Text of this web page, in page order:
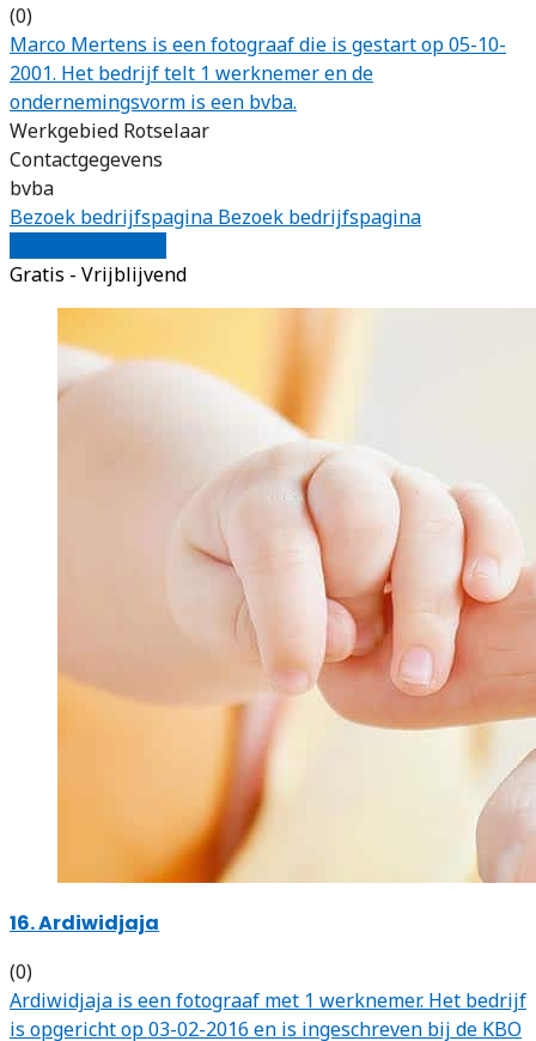
(0)
Marco Mertens is een fotograaf die is gestart op 05-10-
2001. Het bedrijf telt 1 werknemer en de
ondernemingsvorm is een bvba.
Werkgebied Rotselaar
Contactgegevens
bvba
Bezoek bedrijfspagina Bezoek bedrijfspagina
Gratis - Vrijblijvend
16. Ardiwidjaja
(0)
Ardiwidjaja is een fotograaf met 1 werknemer. Het bedrijf
is opgericht op 03-02-2016 en is ingeschreven bij de KBO